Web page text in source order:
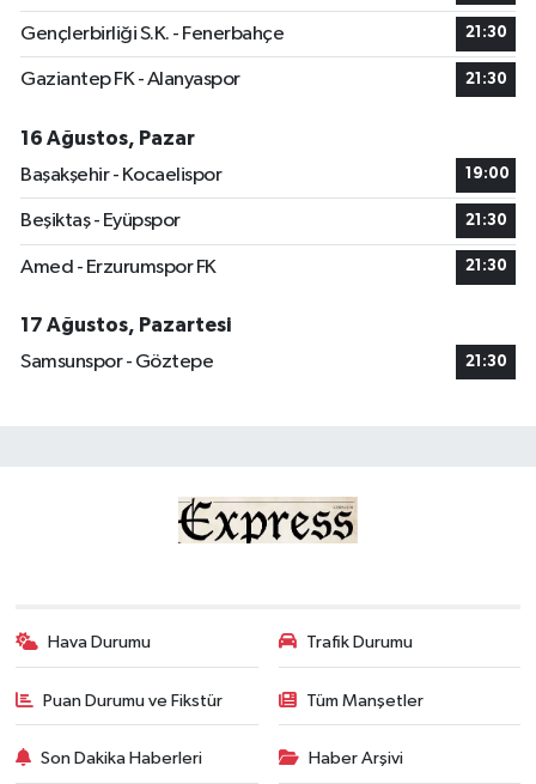
Gençlerbirliği S.K. - Fenerbahçe 21:30
Gaziantep FK - Alanyaspor 21:30
16 Ağustos, Pazar
Başakşehir - Kocaelispor
19:00
Beşiktaş - Eyüpspor 21:30
Amed - Erzurumspor FK 21:30
17 Ağustos, Pazartesi
Samsunspor - Göztepe
21:30
Hava Durumu Trafik Durumu
Puan Durumu ve Fikstür Tüm Manşetler
Son Dakika Haberleri Haber Arşivi